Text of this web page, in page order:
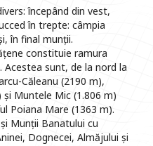
începând din vest,
în trepte: câmpia
în final munții.
constituie ramura
Acestea sunt, de la nord la
Căleanu (2190 m),
Muntele Mic (1.806 m)
Poiana Mare (1363 m).
Munții Banatului cu
Dognecei, Almăjului și